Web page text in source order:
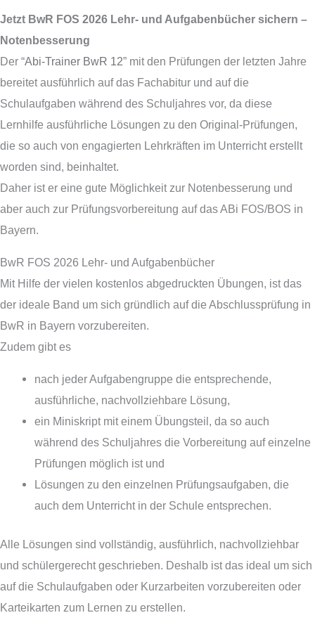
Jetzt BwR FOS 2026 Lehr- und Aufgabenbücher sichern –
Notenbesserung
Der “Abi-Trainer BwR 12” mit den Prüfungen der letzten Jahre
bereitet ausführlich auf das Fachabitur und auf die
Schulaufgaben während des Schuljahres vor, da diese
Lernhilfe ausführliche Lösungen zu den Original-Prüfungen,
die so auch von engagierten Lehrkräften im Unterricht erstellt
worden sind, beinhaltet.
Daher ist er eine gute Möglichkeit zur Notenbesserung und
aber auch zur Prüfungsvorbereitung auf das ABi FOS/BOS in
Bayern.
BwR FOS 2026 Lehr- und Aufgabenbücher
Mit Hilfe der vielen kostenlos abgedruckten Übungen, ist das
der ideale Band um sich gründlich auf die Abschlussprüfung in
BwR in Bayern vorzubereiten.
Zudem gibt es
nach jeder Aufgabengruppe die entsprechende,
ausführliche, nachvollziehbare Lösung,
ein Miniskript mit einem Übungsteil, da so auch
während des Schuljahres die Vorbereitung auf einzelne
Prüfungen möglich ist und
Lösungen zu den einzelnen Prüfungsaufgaben, die
auch dem Unterricht in der Schule entsprechen.
Alle Lösungen sind vollständig, ausführlich, nachvollziehbar
und schülergerecht geschrieben. Deshalb ist das ideal um sich
auf die Schulaufgaben oder Kurzarbeiten vorzubereiten oder
Karteikarten zum Lernen zu erstellen.